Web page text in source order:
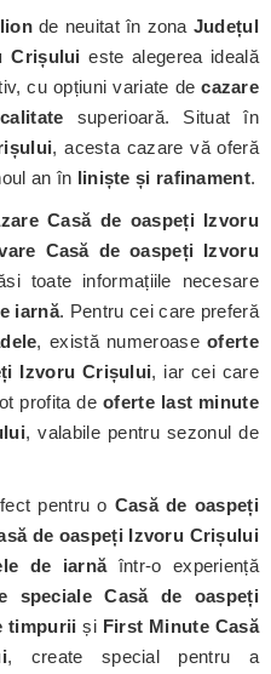
de neuitat în zona Județul
Crișului este alegerea ideală
cu opțiuni variate decazare
superioară. Situat în
, acesta cazare vă oferă
an în liniște și rafinament.
Casă de oaspeți Izvoru
Casă de oaspeți Izvoru
toate informațiile necesare
iarnă. Pentru cei care preferă
, există numeroaseoferte
Izvoru Crișului, iar cei care
profita deoferte last minute
, valabile pentru sezonul de
pentru o Casă de oaspeți
de oaspeți Izvoru Crișului
de iarnăîntr-o experiență
speciale Casă de oaspeți
timpurii și First Minute Casă
, create special pentru a